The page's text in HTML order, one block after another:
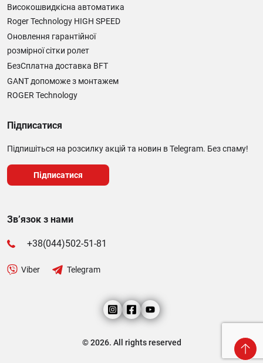
Високошвидкісна автоматика
Roger Technology HIGH SPEED
Оновлення гарантійної
розмірної сітки ролет
БезСплатна доставка BFT
GANT допоможе з монтажем
ROGER Technology
Підписатися
Підпишіться на розсилку акцій та новин в Telegram. Без спаму!
Підписатися
Зв’язок з нами
+38(044)502-51-81
Viber Telegram
© 2026. All rights reserved